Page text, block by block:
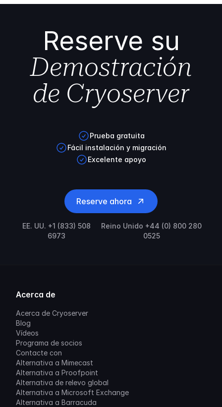
Reserve su
Demostración
de Cryoserver
Prueba gratuita
Fácil instalación y migración
Excelente apoyo
Reserve ahora
EE. UU. +1 (833) 508
6973
Reino Unido +44 (0) 800 280
0525
Acerca de
Acerca de Cryoserver
Blog
Vídeos
Programa de socios
Contacte con
Alternativa a Mimecast
Alternativa a Proofpoint
Alternativa de relevo global
Alternativa a Microsoft Exchange
Alternativa a Barracuda